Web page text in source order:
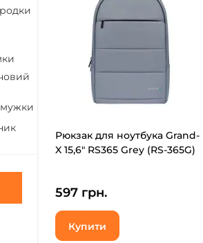
Рюкзак для ноутбука Grand-
X 15,6" RS365 Grey (RS-365G)
597 грн.
Купити